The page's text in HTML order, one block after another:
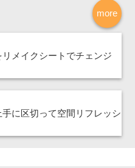
more
メイクシートでチェンジ
に区切って空間リフレッシ